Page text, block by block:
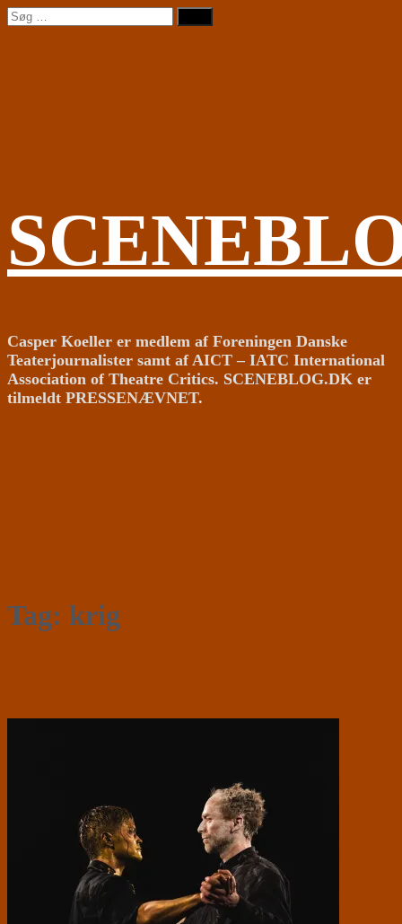
Videre
til
Søg
efter:
Casper Koeller er medlem af Foreningen Danske
Teaterjournalister samt af AICT – IATC International
Association of Theatre Critics. SCENEBLOG.DK er
tilmeldt PRESSENÆVNET.
Tag: krig